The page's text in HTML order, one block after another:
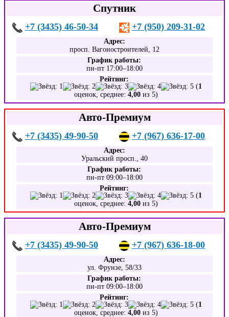
Спутник
+7 (3435) 46-50-34 +7 (950) 209-31-02
Адрес:
просп. Вагоностроителей, 12
График работы:
пн-пт 17:00–18:00
Рейтинг:
(1
оценок, среднее:4,00 из 5)
Авто-Премиум
+7 (3435) 49-90-50 +7 (967) 636-17-00
Адрес:
Уральский просп., 40
График работы:
пн-пт 09:00–18:00
Рейтинг:
(1
оценок, среднее:4,00 из 5)
Авто-Премиум
+7 (3435) 49-90-50 +7 (967) 636-18-00
Адрес:
ул. Фрунзе, 58/33
График работы:
пн-пт 09:00–18:00
Рейтинг:
(1
оценок, среднее:4,00 из 5)